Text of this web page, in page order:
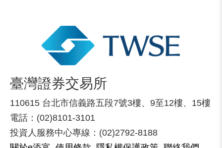
臺灣證券交易所
110615 台北市信義路五段7號3樓、9至12樓、15樓
電話：(02)8101-3101
投資人服務中心專線：(02)2792-8188